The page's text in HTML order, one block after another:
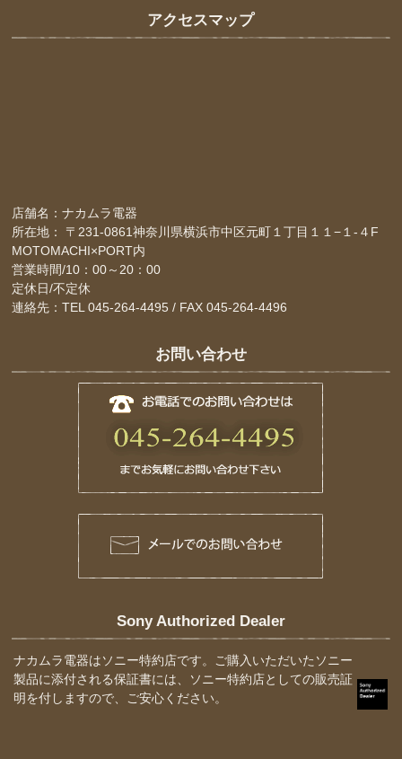
アクセスマップ
店舗名：ナカムラ電器
所在地： 〒231-0861神奈川県横浜市中区元町１丁目１１−１-４F
MOTOMACHI×PORT内
営業時間/10：00～20：00
定休日/不定休
連絡先：TEL 045-264-4495 / FAX 045-264-4496
お問い合わせ
Sony Authorized Dealer
ナカムラ電器はソニー特約店です。ご購入いただいたソニー
製品に添付される保証書には、ソニー特約店としての販売証
明を付しますので、ご安心ください。